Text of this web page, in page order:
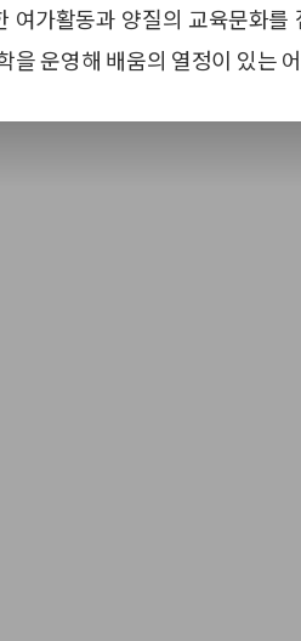
가활동과 양질의 교육문화를
운영해 배움의 열정이 있는